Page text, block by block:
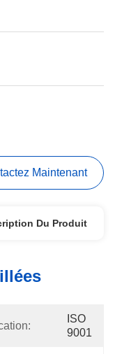
Maintenant
Du Produit
ISO
9001